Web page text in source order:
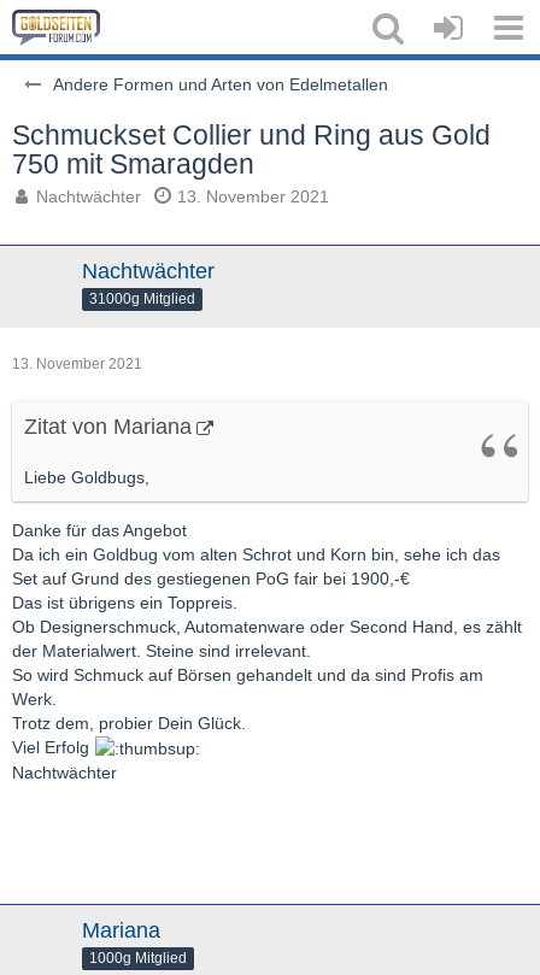
Andere Formen und Arten von Edelmetallen
Schmuckset Collier und Ring aus Gold
750 mit Smaragden
Nachtwächter 13. November 2021
Nachtwächter
31000g Mitglied
13. November 2021
Zitat von Mariana
Liebe Goldbugs,
Danke für das Angebot
Da ich ein Goldbug vom alten Schrot und Korn bin, sehe ich das
Set auf Grund des gestiegenen PoG fair bei 1900,-€
Das ist übrigens ein Toppreis.
Ob Designerschmuck, Automatenware oder Second Hand, es zählt
der Materialwert. Steine sind irrelevant.
So wird Schmuck auf Börsen gehandelt und da sind Profis am
Werk.
Trotz dem, probier Dein Glück.
Viel Erfolg
Nachtwächter
Mariana
1000g Mitglied